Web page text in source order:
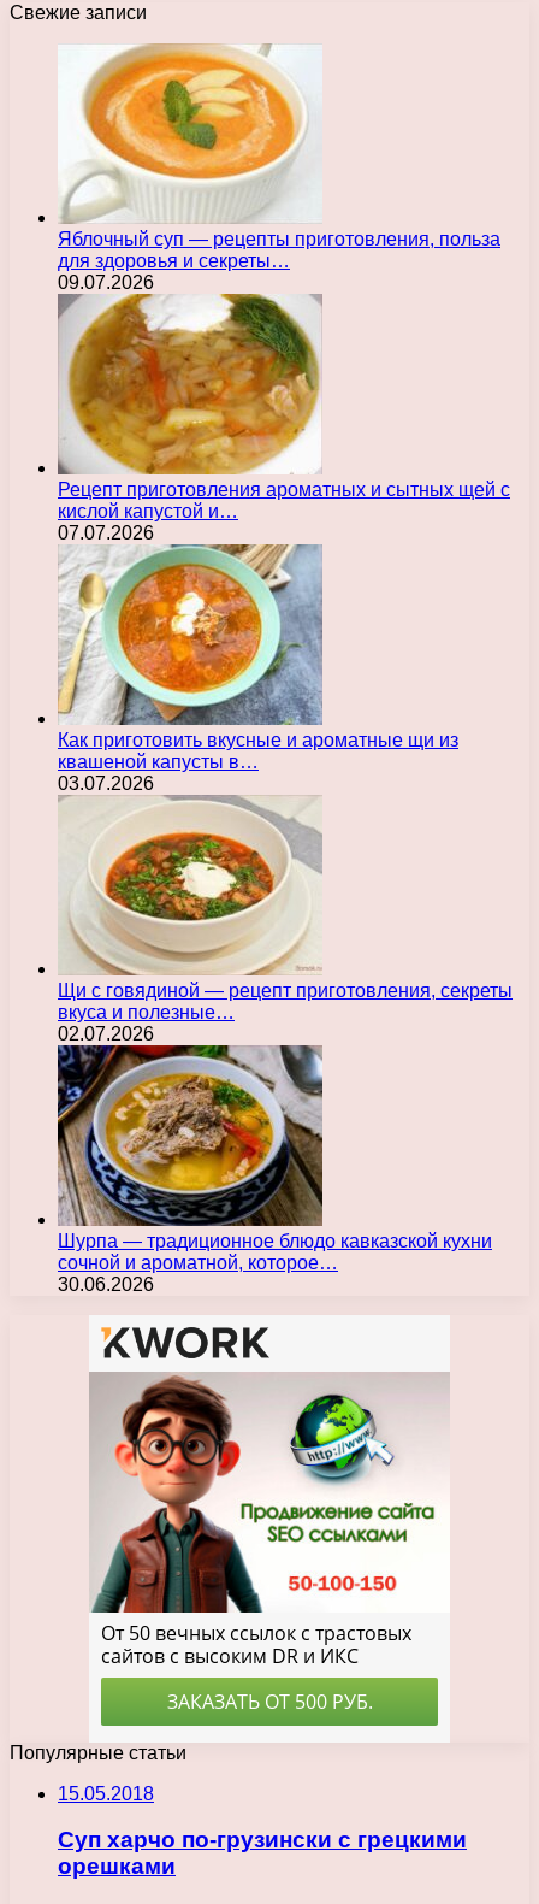
Свежие записи
Яблочный суп — рецепты приготовления, польза
для здоровья и секреты…
09.07.2026
Рецепт приготовления ароматных и сытных щей с
кислой капустой и…
07.07.2026
Как приготовить вкусные и ароматные щи из
квашеной капусты в…
03.07.2026
Щи с говядиной — рецепт приготовления, секреты
вкуса и полезные…
02.07.2026
Шурпа — традиционное блюдо кавказской кухни
сочной и ароматной, которое…
30.06.2026
Популярные статьи
15.05.2018
Суп харчо по-грузински с грецкими
орешками